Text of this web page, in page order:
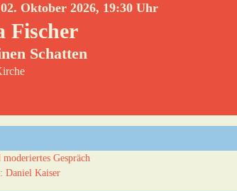
Oktober 2026, 19:30 Uhr
Fischer
Schatten
Gespräch
Daniel Kaiser